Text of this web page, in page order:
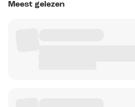
Meest gelezen